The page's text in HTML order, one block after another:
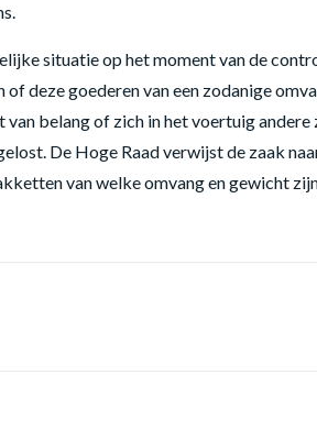
situatie op het moment van de
deze goederen van een zodanige
belang of zich in het voertuig
De Hoge Raad verwijst de zaak
van welke omvang en gewicht